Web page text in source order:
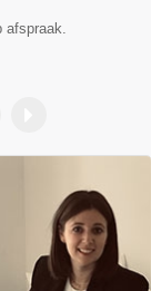
afspraak.